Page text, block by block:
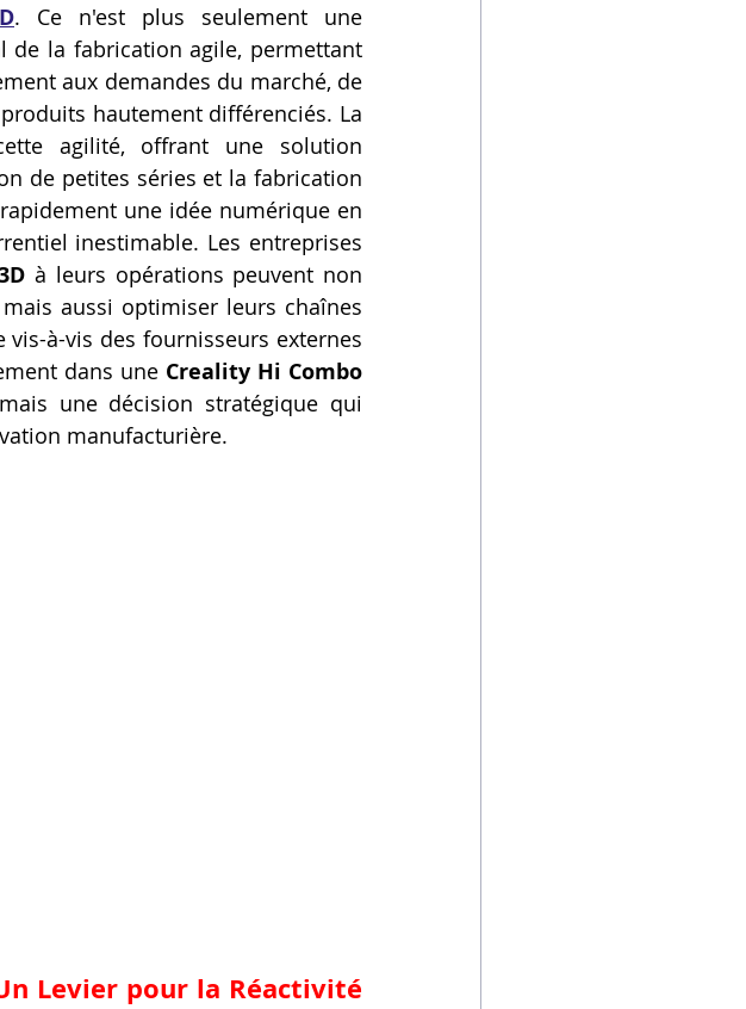
Filament PETG
. Ce n'est plus seulement une
de la fabrication agile, permettant
aux demandes du marché, de
agilité, offrant une solution
de petites séries et la fabrication
une idée numérique en
inestimable. Les entreprises
à leurs opérations peuvent non
aussi optimiser leurs chaînes
à-vis des fournisseurs externes
dans une Creality Hi Combo
une décision stratégique qui
manufacturière.
Levier pour la Réactivité